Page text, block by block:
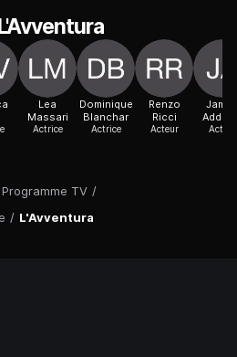
Programme TV /
/ L'Avventura
Lea
Massari
Actrice
Dominique
Blanchar
Actrice
Renzo
Ricci
Acteur Acteur